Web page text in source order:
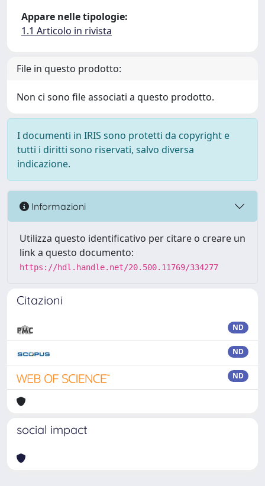
Appare nelle tipologie:
1.1 Articolo in rivista
File in questo prodotto:
Non ci sono file associati a questo prodotto.
I documenti in IRIS sono protetti da copyright e
tutti i diritti sono riservati, salvo diversa
indicazione.
Informazioni
Utilizza questo identificativo per citare o creare un
link a questo documento:
https://hdl.handle.net/20.500.11769/334277
Citazioni
ND
ND
ND
social impact